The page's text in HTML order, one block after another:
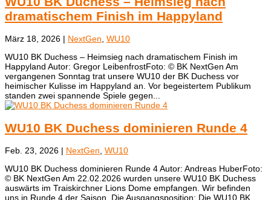
dramatischem Finish im Happyland
März 18, 2026 | NextGen, WU10
WU10 BK Duchess – Heimsieg nach dramatischem Finish im
Happyland Autor: Gregor LeibenfrostFoto: © BK NextGen ​Am
vergangenen Sonntag trat unsere WU10 der BK Duchess vor
heimischer Kulisse im Happyland an. Vor begeistertem Publikum
standen zwei spannende Spiele gegen...
WU10 BK Duchess dominieren Runde 4
Feb. 23, 2026 | NextGen, WU10
WU10 BK Duchess dominieren Runde 4 Autor: Andreas HuberFoto:
© BK NextGen Am 22.02.2026 wurden unsere WU10 BK Duchess
auswärts im Traiskirchner Lions Dome empfangen. Wir befinden
uns in Runde 4 der Saison. Die Ausgangsposition: Die WU10 BK